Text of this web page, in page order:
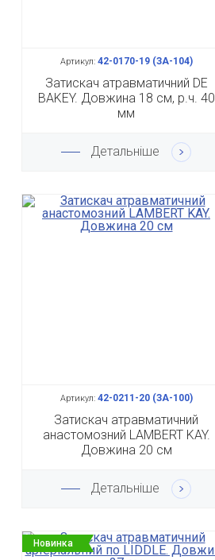
Артикул:42-0170-19 (ЗА-104)
Затискач атравматичний DE
BAKEY. Довжина 18 см, р.ч. 40
мм
Детальніше
Артикул:42-0211-20 (ЗА-100)
Затискач атравматичний
анастомозний LAMBERT KAY.
Довжина 20 см
Детальніше
Новинка